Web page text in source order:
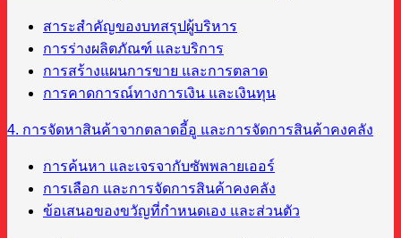
สาระสำคัญของบทสรุปผู้บริหาร
การร่างผลิตภัณฑ์ และบริการ
การสร้างแผนการขาย และการตลาด
การคาดการณ์ทางการเงิน และเงินทุน
4. การจัดหาสินค้าจากตลาดอี้อู และการจัดการสินค้าคงคลัง
การค้นหา และเจรจากับซัพพลายเออร์
การเลือก และการจัดการสินค้าคงคลัง
ข้อเสนอของขวัญที่กำหนดเอง และส่วนตัว